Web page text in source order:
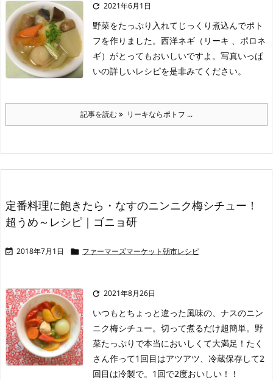
 2021年6月1日
野菜をたっぷり入れてじっくり煮込んでポト
フを作りました。西洋ネギ（リーキ 、ポロネ
ギ）がとってもおいしいですよ。 写真いっぱ
いの詳しいレシピを是非みてください。
記事を読む リーキならポトフ ...
定番料理に飽きたら・なすのニンニク梅シチュー！
超うめ～レシピ｜ゴニョ研
 2018年7月1日  ファーマーズマーケット朝市レシピ
 2021年8月26日
いつもとちょっと違った風味の、ナスのニン
ニク梅シチュー。切って煮るだけ超簡単。野
菜たっぷりで本当においしくて大満足！たく
さん作って1回目はアツアツ、冷蔵保存して2
回目は冷製で。1回で2度おいしい！！